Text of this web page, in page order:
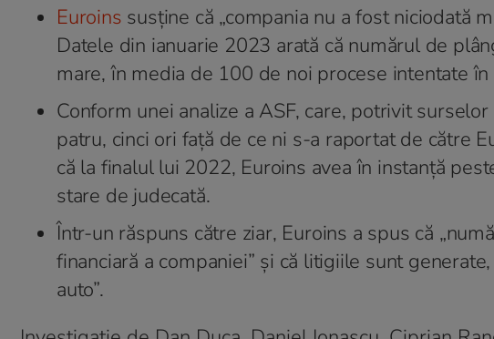
Euroins susține că „compania nu a fost niciodată
Datele din ianuarie 2023 arată că numărul de
mare, în media de 100 de noi procese intentate
Conform unei analize a ASF, care, potrivit
patru, cinci ori față de ce ni s-a raportat de către
că la finalul lui 2022, Euroins avea în instanță
stare de judecată.
Într-un răspuns către ziar, Euroins a spus că
financiară a companiei” și că litigiile sunt
auto”.